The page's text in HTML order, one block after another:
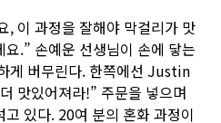
, 이 과정을 잘해야 막걸리가 맛
.” 손예운 선생님이 손에 닿는
게 버무린다. 한쪽에선 Justin
맛있어져라!” 주문을 넣으며
있다. 20여 분의 혼화 과정이